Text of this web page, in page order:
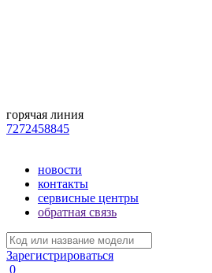
горячая линия
7272458845
новости
контакты
сервисные центры
обратная связь
Зарегистрироваться
0